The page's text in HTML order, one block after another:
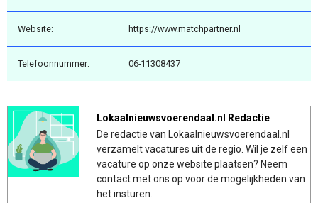
Website: https://www.matchpartner.nl
Telefoonnummer: 06-11308437
Lokaalnieuwsvoerendaal.nl Redactie
De redactie van Lokaalnieuwsvoerendaal.nl
verzamelt vacatures uit de regio. Wil je zelf een
vacature op onze website plaatsen? Neem
contact met ons op voor de mogelijkheden van
het insturen.